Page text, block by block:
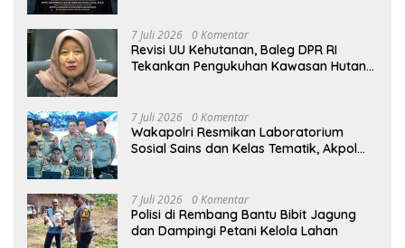
7 Juli 2026 0 Komentar
Revisi UU Kehutanan, Baleg DPR RI
Tekankan Pengukuhan Kawasan Hutan
7 Juli 2026 0 Komentar
Wakapolri Resmikan Laboratorium
Sosial Sains dan Kelas Tematik, Akpol
7 Juli 2026 0 Komentar
Polisi di Rembang Bantu Bibit Jagung
dan Dampingi Petani Kelola Lahan